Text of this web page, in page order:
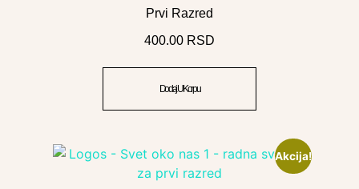
Prvi Razred
400.00 RSD
Dodaj U Korpu
Akcija!